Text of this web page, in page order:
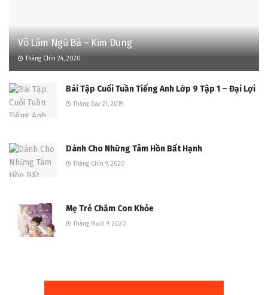
Võ Lâm Ngũ Bá – Kim Dung
Tháng Chín 24, 2020
Bài Tập Cuối Tuần Tiếng Anh Lớp 9 Tập 1 – Đại Lợi
Tháng Bảy 21, 2019
Dành Cho Những Tâm Hồn Bất Hạnh
Tháng Chín 9, 2020
Mẹ Trẻ Chăm Con Khỏe
Tháng Mười 9, 2020